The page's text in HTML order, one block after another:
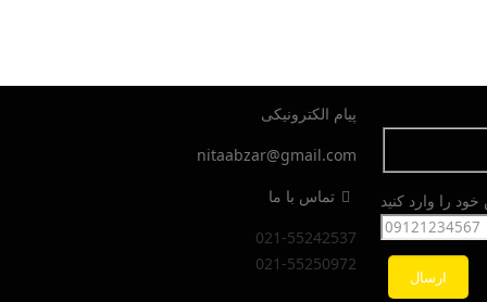
را وارد کنید
پیام الکترونیکی
nitaabzar@gmail.com
تماس با ما
021-55242537
021-55250972